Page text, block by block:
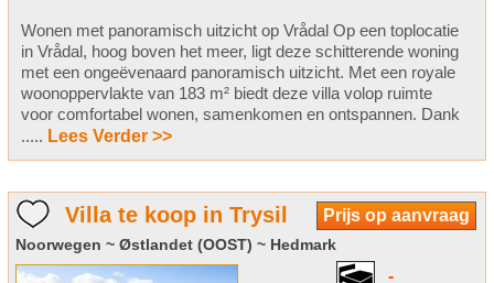
Wonen met panoramisch uitzicht op Vrådal Op een toplocatie
in Vrådal, hoog boven het meer, ligt deze schitterende woning
met een ongeëvenaard panoramisch uitzicht. Met een royale
woonoppervlakte van 183 m² biedt deze villa volop ruimte
voor comfortabel wonen, samenkomen en ontspannen. Dank
..... Lees Verder >>
Prijs op aanvraag
Villa te koop in Trysil
Noorwegen ~ Østlandet (OOST) ~ Hedmark
-